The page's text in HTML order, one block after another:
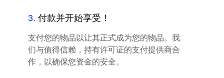
3. 付款并开始享受！
支付您的物品以让其正式成为您的物品。我
们与值得信赖，持有许可证的支付提供商合
作，以确保您资金的安全。